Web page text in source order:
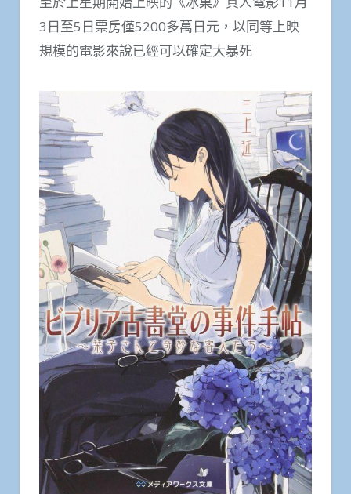
3日至5日票房僅5200多萬日元，以同等上映
規模的電影來說已經可以確定大暴死